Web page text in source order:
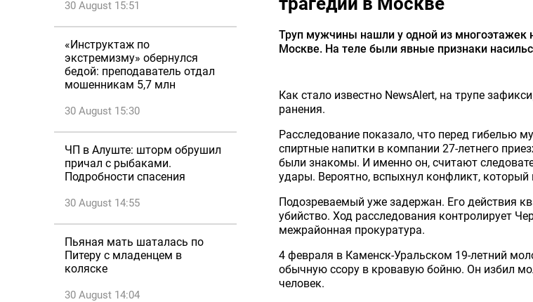
30 August 15:51
«Инструктаж по
экстремизму» обернулся
бедой: преподаватель отдал
мошенникам 5,7 млн
30 August 15:30
ЧП в Алуште: шторм обрушил
причал с рыбаками.
Подробности спасения
30 August 14:55
Пьяная мать шаталась по
Питеру с младенцем в
коляске
30 August 14:04
Труп мужчины нашли у одной из многоэтажек
Москве. На теле были явные признаки
Как стало известно NewsAlert, на трупе
ранения.
Расследование показало, что перед гибелью
спиртные напитки в компании 27-летнего
были знакомы. И именно он, считают
удары. Вероятно, вспыхнул конфликт,
Подозреваемый уже задержан. Его действия
убийство. Ход расследования контролирует
межрайонная прокуратура.
4 февраля в Каменск-Уральском 19-летний
обычную ссору в кровавую бойню. Он избил
человек.